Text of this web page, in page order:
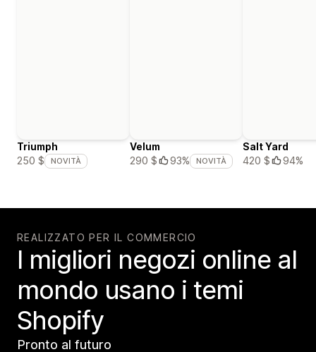
Triumph
250 $
NOVITÀ
Velum
290 $
93% NOVITÀ
Salt Yard
420 $
94%
REALIZZATO PER IL COMMERCIO
I migliori negozi online al
mondo usano i temi
Shopify
Pronto al futuro